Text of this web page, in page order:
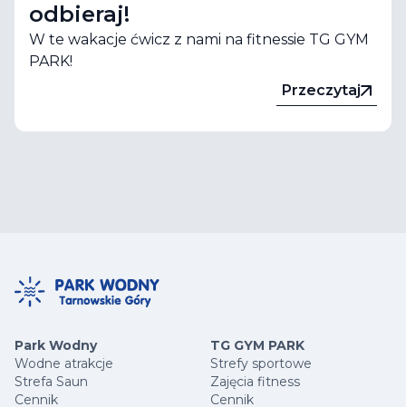
odbieraj!
W te wakacje ćwicz z nami na fitnessie TG GYM
PARK!
Przeczytaj
Park Wodny
Wodne atrakcje
Strefa Saun
Cennik
TG GYM PARK
Strefy sportowe
Zajęcia fitness
Cennik